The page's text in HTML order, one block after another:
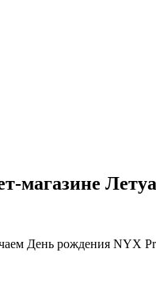
магазине
День рождения NYX